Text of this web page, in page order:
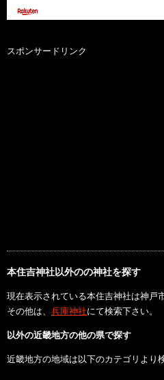
スポンサードリンク
本住吉神社以外のの神社を探す
現在表示されている本住吉神社は神戸
その他は、 兵庫神社にて検索下さい。
以外の近畿地方の他の県で探す
近畿地方の地域は以下のカテゴリより